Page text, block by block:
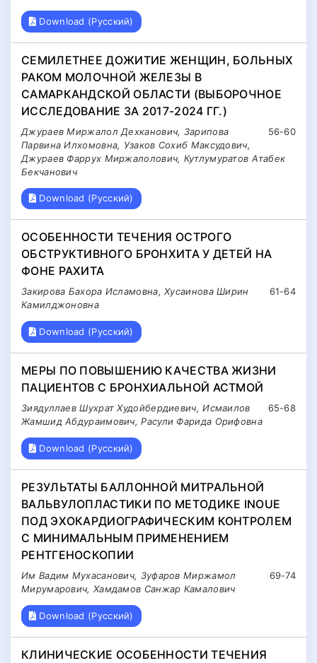
Download (Русский)
СЕМИЛЕТНЕЕ ДОЖИТИЕ ЖЕНЩИН, БОЛЬНЫХ
РАКОМ МОЛОЧНОЙ ЖЕЛЕЗЫ В
САМАРКАНДСКОЙ ОБЛАСТИ (ВЫБОРОЧНОЕ
ИССЛЕДОВАНИЕ ЗА 2017-2024 ГГ.)
56-60
Джураев Миржалол Дехканович, Зарипова
Парвина Илхомовна, Узаков Сохиб Максудович,
Джураев Фаррух Миржалолович, Кутлумуратов Атабек
Бекчанович
Download (Русский)
ОСОБЕННОСТИ ТЕЧЕНИЯ ОСТРОГО
ОБСТРУКТИВНОГО БРОНХИТА У ДЕТЕЙ НА
ФОНЕ РАХИТА
61-64
Закирова Бахора Исламовна, Хусаинова Ширин
Камилджоновна
Download (Русский)
МЕРЫ ПО ПОВЫШЕНИЮ КАЧЕСТВА ЖИЗНИ
ПАЦИЕНТОВ С БРОНХИАЛЬНОЙ АСТМОЙ
65-68
Зиядуллаев Шухрат Худойбердиевич, Исмаилов
Жамшид Абдураимович, Расули Фарида Орифовна
Download (Русский)
РЕЗУЛЬТАТЫ БАЛЛОННОЙ МИТРАЛЬНОЙ
ВАЛЬВУЛОПЛАСТИКИ ПО МЕТОДИКЕ INOUE
ПОД ЭХОКАРДИОГРАФИЧЕСКИМ КОНТРОЛЕМ
С МИНИМАЛЬНЫМ ПРИМЕНЕНИЕМ
РЕНТГЕНОСКОПИИ
69-74
Им Вадим Мухасанович, Зуфаров Миржамол
Мирумарович, Хамдамов Санжар Камалович
Download (Русский)
КЛИНИЧЕСКИЕ ОСОБЕННОСТИ ТЕЧЕНИЯ